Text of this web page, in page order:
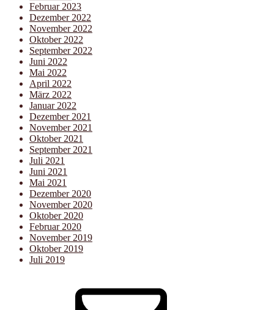
Februar 2023
Dezember 2022
November 2022
Oktober 2022
September 2022
Juni 2022
Mai 2022
April 2022
März 2022
Januar 2022
Dezember 2021
November 2021
Oktober 2021
September 2021
Juli 2021
Juni 2021
Mai 2021
Dezember 2020
November 2020
Oktober 2020
Februar 2020
November 2019
Oktober 2019
Juli 2019